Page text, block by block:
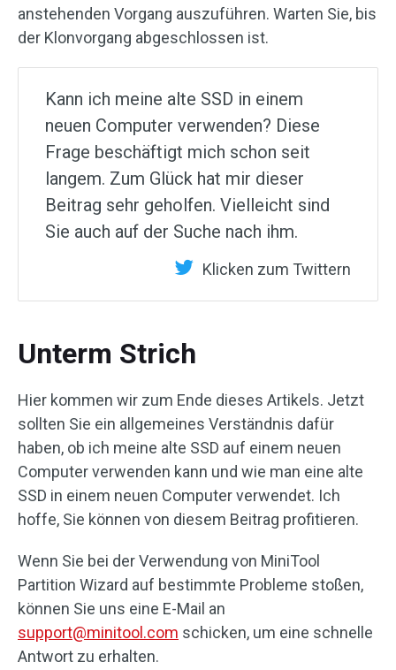
anstehenden Vorgang auszuführen. Warten Sie, bis
der Klonvorgang abgeschlossen ist.
Kann ich meine alte SSD in einem
neuen Computer verwenden? Diese
Frage beschäftigt mich schon seit
langem. Zum Glück hat mir dieser
Beitrag sehr geholfen. Vielleicht sind
Sie auch auf der Suche nach ihm.
Klicken zum Twittern
Unterm Strich
Hier kommen wir zum Ende dieses Artikels. Jetzt
sollten Sie ein allgemeines Verständnis dafür
haben, ob ich meine alte SSD auf einem neuen
Computer verwenden kann und wie man eine alte
SSD in einem neuen Computer verwendet. Ich
hoffe, Sie können von diesem Beitrag profitieren.
Wenn Sie bei der Verwendung von MiniTool
Partition Wizard auf bestimmte Probleme stoßen,
können Sie uns eine E-Mail an
support@minitool.com schicken, um eine schnelle
Antwort zu erhalten.